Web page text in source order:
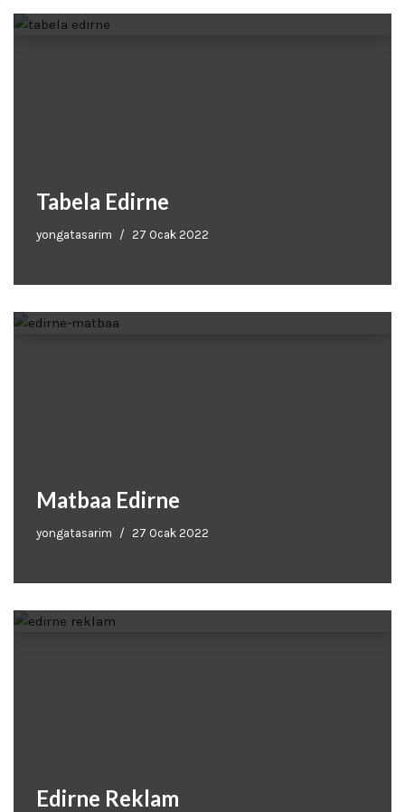
Tabela Edirne
yongatasarim 27 Ocak 2022
Matbaa Edirne
yongatasarim 27 Ocak 2022
Edirne Reklam